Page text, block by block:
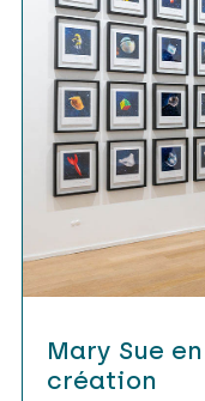
Mary Sue
création